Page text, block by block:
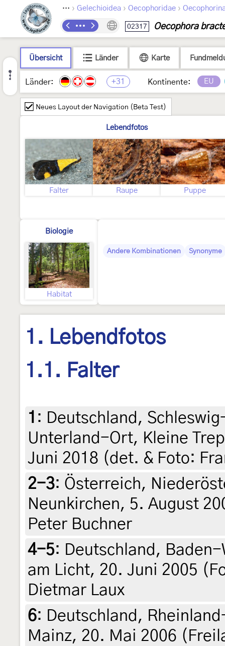
Lepidoptera › Gelechioidea › Oecophoridae ›
02317 Oecophora
Übersicht Länder Karte
Länder: +31 Kontinente: EU
Neues Layout der Navigation (Beta Test)
Lebendfotos
Falter Raupe Puppe
Biologie
Habitat
Andere Kombinationen Synonyme
1. Lebendfotos
1.1. Falter
1 : Deutschland,
Unterland-Ort, Kleine
Juni 2018 (det. & Foto:
2-3: Österreich,
Neunkirchen, 5. August
Peter Buchner
4-5: Deutschland,
am Licht, 20. Juni 2005
Dietmar Laux
6: Deutschland,
Mainz, 20. Mai 2006